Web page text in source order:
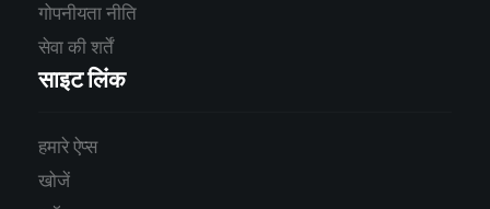
गोपनीयता नीति
सेवा की शर्तें
साइट लिंक
हमारे ऐप्स
खोजें